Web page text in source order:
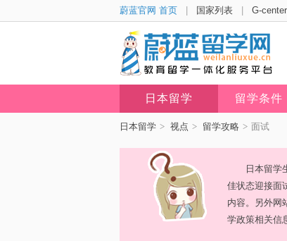
蔚蓝官网 首页 国家列表 G-center
日本留学 留学条件
日本留学 > 视点 > 留学攻略 > 面试
日本留学
佳状态迎接面
内容。另外网
学政策相关信